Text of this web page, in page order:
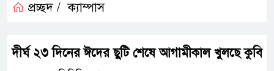
প্রচ্ছদ / ক্যাম্পাস
দীর্ঘ ২৩ দিনের ঈদের ছুটি শেষে আগামীকাল খুলছে কুবি